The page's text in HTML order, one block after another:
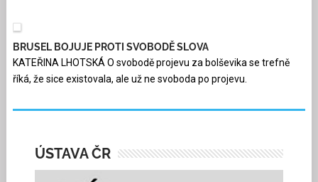
BRUSEL BOJUJE PROTI SVOBODĚ SLOVA
KATEŘINA LHOTSKÁ O svobodě projevu za bolševika se trefně
říká, že sice existovala, ale už ne svoboda po projevu.
ÚSTAVA ČR